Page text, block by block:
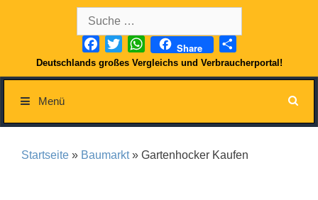
nach:
Facebook
TwitterWhatsApp
Share
Deutschlands großes Vergleichs und Verbraucherportal!
Menü
Startseite » Baumarkt» Gartenhocker Kaufen